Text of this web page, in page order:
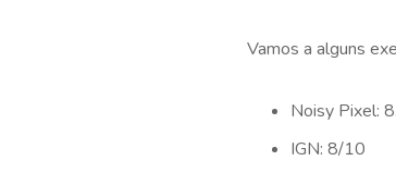
Vamos a alguns
Noisy Pixel:
IGN: 8/10